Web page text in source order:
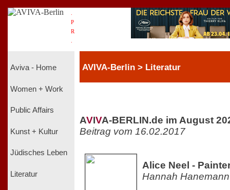
P
R
Aviva - Home
Women + Work
Public Affairs
Kunst + Kultur
Jüdisches Leben
Literatur
AVIVA-Berlin > Literatur
AVIVA-BERLIN.de im August
Beitrag vom 16.02.2017
Alice Neel -
Hannah Hanemann